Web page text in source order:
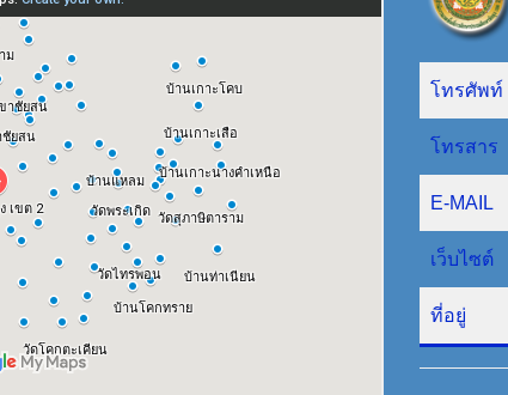
โทรศัพท์
โทรสาร
E-MAIL
เว็บไซต์
ที่อยู่